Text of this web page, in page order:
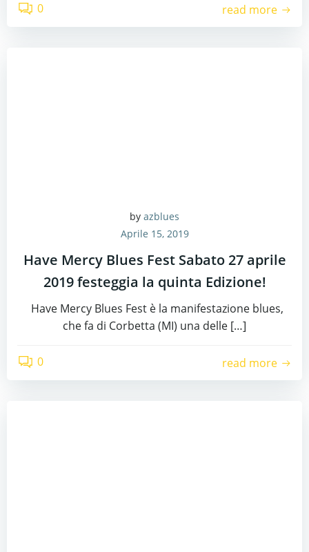
0 read more
by azblues
Aprile 15, 2019
Have Mercy Blues Fest Sabato 27 aprile
2019 festeggia la quinta Edizione!
Have Mercy Blues Fest è la manifestazione blues,
che fa di Corbetta (MI) una delle […]
0 read more